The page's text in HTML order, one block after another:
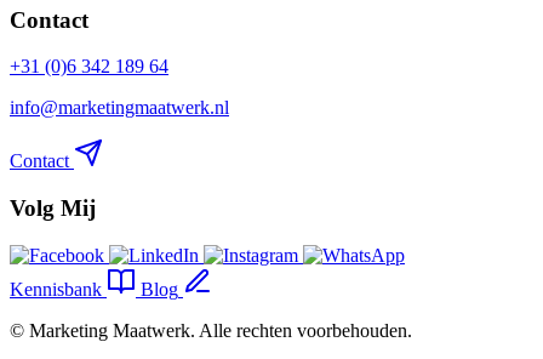
Contact
+31 (0)6 342 189 64
info@marketingmaatwerk.nl
Contact
Volg Mij
Kennisbank
Blog
© Marketing Maatwerk. Alle rechten voorbehouden.